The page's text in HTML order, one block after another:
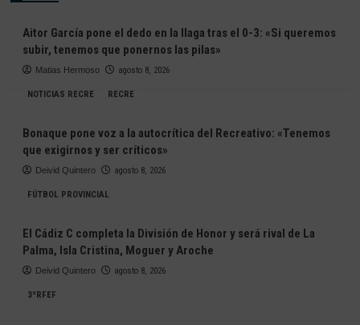
Aitor García pone el dedo en la llaga tras el 0-3: «Si queremos
subir, tenemos que ponernos las pilas»
Matias Hermoso agosto 8, 2026
NOTICIAS RECRE RECRE
Bonaque pone voz a la autocrítica del Recreativo: «Tenemos
que exigirnos y ser críticos»
Deivid Quintero agosto 8, 2026
FÚTBOL PROVINCIAL
El Cádiz C completa la División de Honor y será rival de La
Palma, Isla Cristina, Moguer y Aroche
Deivid Quintero agosto 8, 2026
3ªRFEF